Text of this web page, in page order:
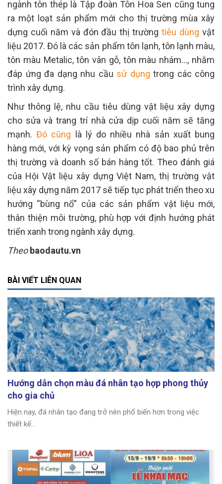
ngành tôn thép là Tập đoàn Tôn Hoa Sen cũng tung
ra một loạt sản phẩm mới cho thị trường mùa xây
dựng cuối năm và đón đầu thị trườngtiêu dùng vật
liệu 2017. Đó là các sản phẩm tôn lạnh, tôn lạnh màu,
tôn màu Metalic, tôn vân gỗ, tôn màu nhám…, nhằm
đáp ứng đa dạng nhu cầu sử dụng trong các công
trình xây dựng.
Như thông lệ, nhu cầu tiêu dùng vật liệu xây dựng
cho sửa và trang trí nhà cửa dịp cuối năm sẽ tăng
mạnh.Đó cũng là lý do nhiều nhà sản xuất bung
hàng mới, với kỳ vọng sản phẩm có độ bao phủ trên
thị trường và doanh số bán hàng tốt. Theo đánh giá
của Hội Vật liệu xây dựng Việt Nam, thị trường vật
liệu xây dựng năm 2017 sẽ tiếp tục phát triển theo xu
hướng “bùng nổ” của các sản phẩm vật liệu mới,
thân thiện môi trường, phù hợp với định hướng phát
triển xanh trong ngành xây dựng.
Theo baodautu.vn
BÀI VIẾT LIÊN QUAN
Hướng dẫn chọn màu đá nhân tạo hợp phong thủy
cho gia chủ
Hiện nay, đá nhân tạo đang trở nên phổ biến hơn trong việc
thiết kế...